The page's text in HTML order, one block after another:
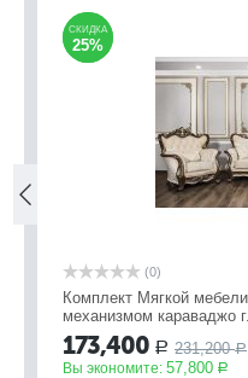
СКИДКА
25%
СКИДКА
25%
(0)
Комплект Мягкой
механизмом караваджо
173,400 Р 231,200 Р
Вы экономите:57,800 Р